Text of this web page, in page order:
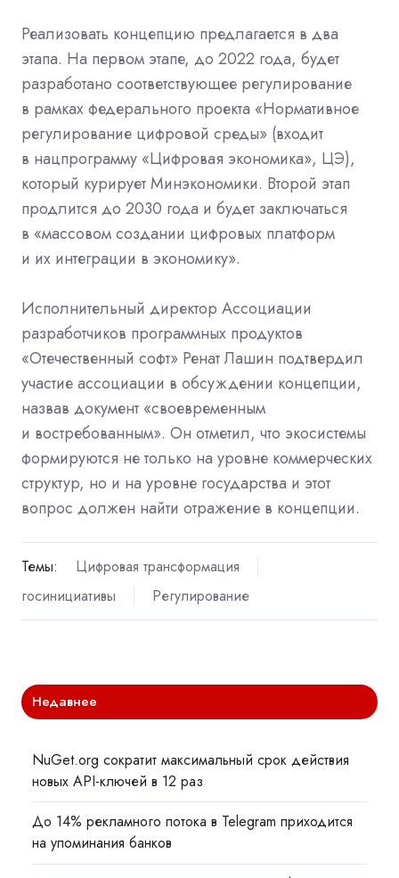
Реализовать концепцию предлагается в два
этапа. На первом этапе, до 2022 года, будет
разработано соответствующее регулирование
в рамках федерального проекта «Нормативное
регулирование цифровой среды» (входит
в нацпрограмму «Цифровая экономика», ЦЭ),
который курирует Минэкономики. Второй этап
продлится до 2030 года и будет заключаться
в «массовом создании цифровых платформ
и их интеграции в экономику».
Исполнительный директор Ассоциации
разработчиков программных продуктов
«Отечественный софт» Ренат Лашин подтвердил
участие ассоциации в обсуждении концепции,
назвав документ «своевременным
и востребованным». Он отметил, что экосистемы
формируются не только на уровне коммерческих
структур, но и на уровне государства и этот
вопрос должен найти отражение в концепции.
Темы:
Цифровая трансформация
госинициативы
Регулирование
Недавнее
NuGet.org сократит максимальный срок действия
новых API-ключей в 12 раз
До 14% рекламного потока в Telegram приходится
на упоминания банков